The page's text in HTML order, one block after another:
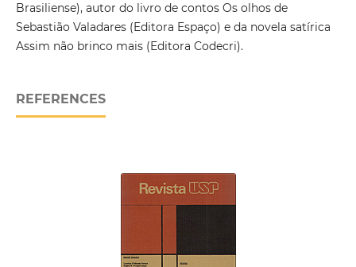
Brasiliense), autor do livro de contos Os olhos de
Sebastião Valadares (Editora Espaço) e da novela satírica
Assim não brinco mais (Editora Codecri).
REFERENCES